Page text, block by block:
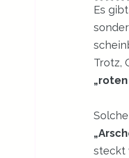
Es
Trotz,
steckt